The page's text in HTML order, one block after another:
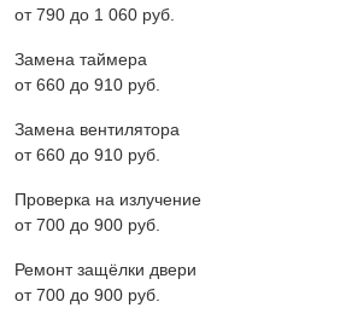
от 790 до 1 060 pyб.
Замена таймера
от 660 до 910 pyб.
Замена вентилятора
от 660 до 910 pyб.
Проверка на излучение
от 700 до 900 pyб.
Ремонт защёлки двери
от 700 до 900 pyб.